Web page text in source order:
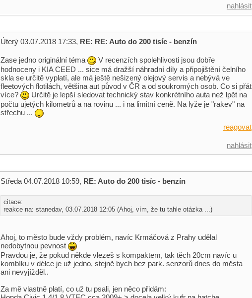
nahlásit
Úterý 03.07.2018 17:33, RE: RE: Auto do 200 tisíc - benzín
Zase jedno originální téma
V recenzích spolehlivosti jsou dobře
hodnoceny i KIA CEED ... sice má dražší náhradní díly a připojištění čelního
skla se určitě vyplatí, ale má ještě nešizený olejový servis a nebývá ve
fleetových flotilách, většina aut původ v ČR a od soukromých osob. Co si přát
více?
Určitě je lepší sledovat technický stav konkrétního auta než lpět na
počtu ujetých kilometrů a na rovinu ... i na limitní ceně. Na lyže je "rakev" na
střechu ...
reagovat
nahlásit
Středa 04.07.2018 10:59, RE: Auto do 200 tisíc - benzín
citace:
reakce na: stanedav, 03.07.2018 12:05 (Ahoj, vím, že tu tahle otázka ...)
Ahoj, to město bude vždy problém, navíc Krmáčová z Prahy udělal
nedobytnou pevnost
Pravdou je, že pokud někde vlezeš s kompaktem, tak těch 20cm navíc u
kombíku v délce je už jedno, stejně bych bez park. senzorů dnes do města
ani nevyjížděl..
Za mě vlastně platí, co už tu psali, jen něco přidám: